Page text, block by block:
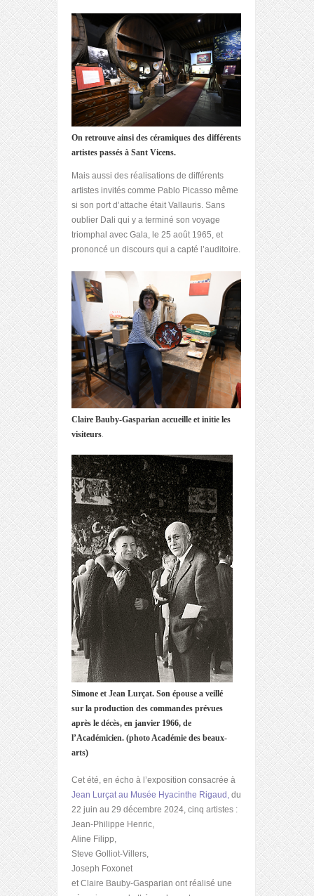
On retrouve ainsi des céramiques des différents
artistes passés à Sant Vicens.
Mais aussi des réalisations de différents
artistes invités comme Pablo Picasso même
si son port d’attache était Vallauris. Sans
oublier Dali qui y a terminé son voyage
triomphal avec Gala, le 25 août 1965, et
prononcé un discours qui a capté l’auditoire.
Claire Bauby-Gasparian accueille et initie les
visiteurs.
Simone et Jean Lurçat. Son épouse a veillé
sur la production des commandes prévues
après le décès, en janvier 1966, de
l’Académicien. (photo Académie des beaux-
arts)
Cet été, en écho à l’exposition consacrée à
Jean Lurçat au Musée Hyacinthe Rigaud, du
22 juin au 29 décembre 2024, cinq artistes :
Jean-Philippe Henric,
Aline Filipp,
Steve Golliot-Villers,
Joseph Foxonet
et Claire Bauby-Gasparian ont réalisé une